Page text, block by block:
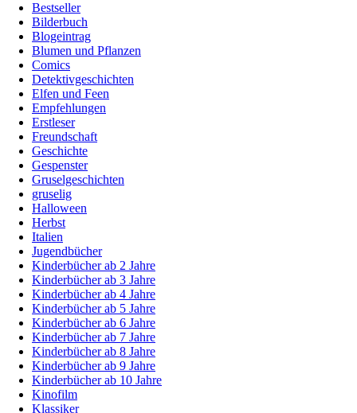
Bestseller
Bilderbuch
Blogeintrag
Blumen und Pflanzen
Comics
Detektivgeschichten
Elfen und Feen
Empfehlungen
Erstleser
Freundschaft
Geschichte
Gespenster
Gruselgeschichten
gruselig
Halloween
Herbst
Italien
Jugendbücher
Kinderbücher ab 2 Jahre
Kinderbücher ab 3 Jahre
Kinderbücher ab 4 Jahre
Kinderbücher ab 5 Jahre
Kinderbücher ab 6 Jahre
Kinderbücher ab 7 Jahre
Kinderbücher ab 8 Jahre
Kinderbücher ab 9 Jahre
Kinderbücher ab 10 Jahre
Kinofilm
Klassiker